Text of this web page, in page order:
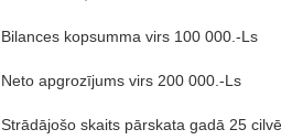
Bilances kopsumma virs 100 000.-Ls
Neto apgrozījums virs 200 000.-Ls
Strādājošo skaits pārskata gadā 25